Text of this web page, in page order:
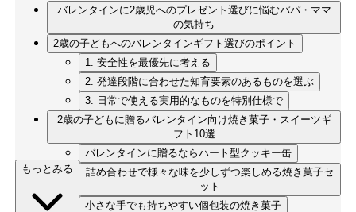
バレンタインに2歳児へのプレゼント選びに悩むパパ・ママ
の気持ち
2歳の子どもへのバレンタインギフト選びのポイント
1. 安全性を最優先に考える
2. 発達段階に合わせた知育要素のあるものを選ぶ
3. 日常で使える実用的なものを特別仕様で
2歳の子どもに贈るバレンタイン向け焼き菓子・スイーツギ
フト10選
バレンタインに贈るならハート型クッキー缶
詰め合わせで様々な味を少しずつ楽しめる焼き菓子セ
ット
小さな手でも持ちやすい個包装の焼き菓子
もっとみる